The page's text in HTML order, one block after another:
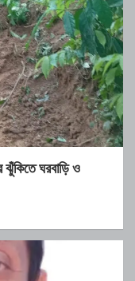
ঝুঁকিতে ঘরবাড়ি ও